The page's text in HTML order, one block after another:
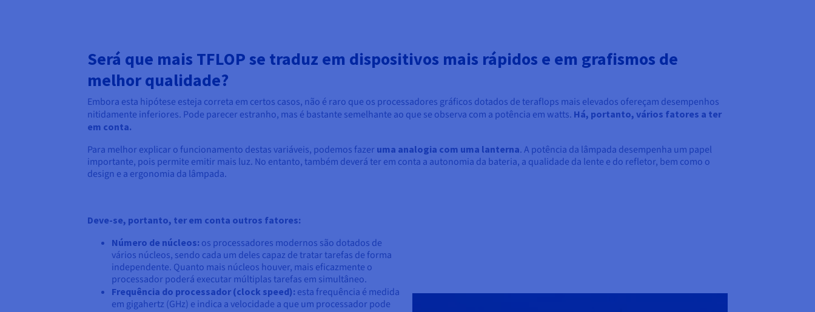
Será que mais TFLOP se traduz em dispositivos mais rápidos e em grafismos de
melhor qualidade?
Embora esta hipótese esteja correta em certos casos, não é raro que os processadores gráficos dotados de teraflops mais elevados ofereçam desempenhos
nitidamente inferiores. Pode parecer estranho, mas é bastante semelhante ao que se observa com a potência em watts. Há, portanto, vários fatores a ter
em conta.
Para melhor explicar o funcionamento destas variáveis, podemos fazer uma analogia com uma lanterna. A potência da lâmpada desempenha um papel
importante, pois permite emitir mais luz. No entanto, também deverá ter em conta a autonomia da bateria, a qualidade da lente e do refletor, bem como o
design e a ergonomia da lâmpada.
Deve-se, portanto, ter em conta outros fatores:
Número de núcleos: os processadores modernos são dotados de
vários núcleos, sendo cada um deles capaz de tratar tarefas de forma
independente. Quanto mais núcleos houver, mais eficazmente o
processador poderá executar múltiplas tarefas em simultâneo.
Frequência do processador (clock speed): esta frequência é medida
em gigahertz (GHz) e indica a velocidade a que um processador pode